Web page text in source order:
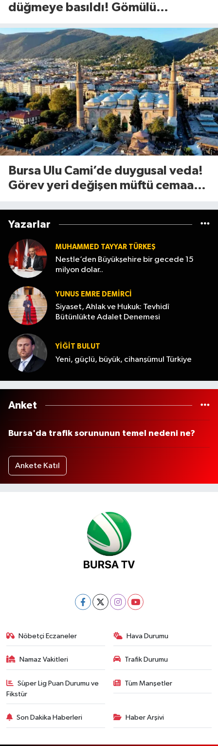
düğmeye basıldı! Gömülü
Bursa Ulu Cami’de duygusal veda!
Görev yeri değişen müftü cemaate
Yazarlar
MUHAMMED TAYYAR TÜRKEŞ
Nestle’den Büyükşehire bir gecede 15
milyon dolar..
YUNUS EMRE DEMIRCI
Siyaset, Ahlak ve Hukuk: Tevhidî
Bütünlükte Adalet Denemesi
YİĞİT BULUT
Yeni, güçlü, büyük, cihanşümul Türkiye
Anket
Bursa'da trafik sorununun temel nedeni ne?
Ankete Katıl
Nöbetçi Eczaneler Hava Durumu
Namaz Vakitleri Trafik Durumu
Süper Lig Puan Durumu ve
Fikstür
Tüm Manşetler
Son Dakika Haberleri Haber Arşivi